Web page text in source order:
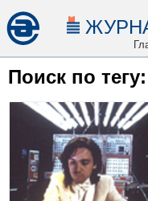
Поиск по